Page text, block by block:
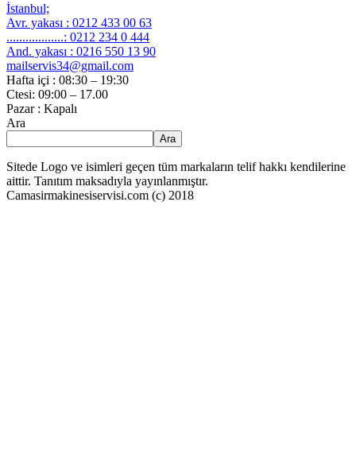
İstanbul;
Avr. yakası : 0212 433 00 63
..................: 0212 234 0 444
And. yakası : 0216 550 13 90
mailservis34@gmail.com
Hafta içi : 08:30 – 19:30
Ctesi: 09:00 – 17.00
Pazar : Kapalı
Ara
Ara
Sitede Logo ve isimleri geçen tüm markaların telif hakkı kendilerine
aittir. Tanıtım maksadıyla yayınlanmıştır.
Camasirmakinesiservisi.com (c) 2018